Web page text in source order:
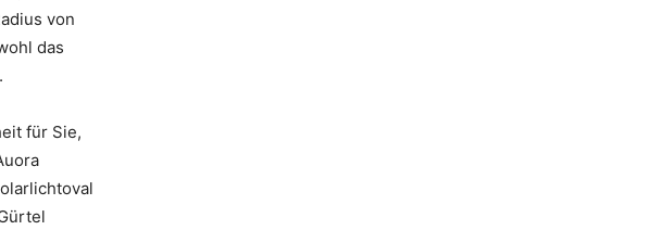
von
das
für Sie,